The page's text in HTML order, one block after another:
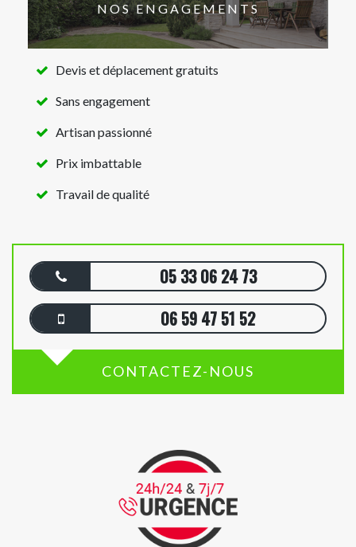
NOS ENGAGEMENTS
Devis et déplacement gratuits
Sans engagement
Artisan passionné
Prix imbattable
Travail de qualité
05 33 06 24 73
06 59 47 51 52
CONTACTEZ-NOUS